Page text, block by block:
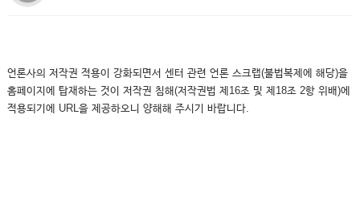
언론사의 저작권 적용이 강화되면서 센터 관련 언론 스크랩(불법복제에 해당)을
홈페이지에 탑재하는 것이 저작권 침해(저작권법 제16조 및 제18조 2항 위배)에
적용되기에 URL을 제공하오니 양해해 주시기 바랍니다.